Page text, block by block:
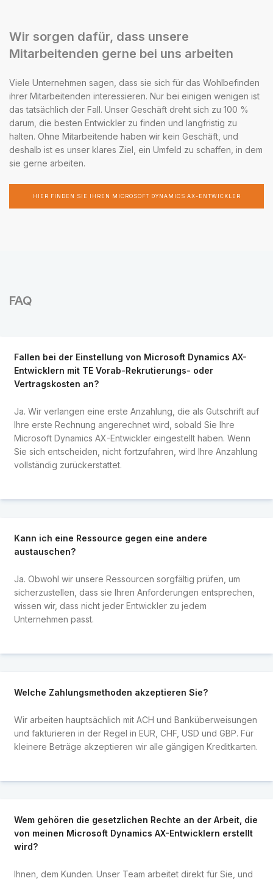
Wir sorgen dafür, dass unsere
Mitarbeitenden gerne bei uns arbeiten
Viele Unternehmen sagen, dass sie sich für das Wohlbefinden
ihrer Mitarbeitenden interessieren. Nur bei einigen wenigen ist
das tatsächlich der Fall. Unser Geschäft dreht sich zu 100 %
darum, die besten Entwickler zu finden und langfristig zu
halten. Ohne Mitarbeitende haben wir kein Geschäft, und
deshalb ist es unser klares Ziel, ein Umfeld zu schaffen, in dem
sie gerne arbeiten.
HIER FINDEN SIE IHREN MICROSOFT DYNAMICS AX-ENTWICKLER
FAQ
Fallen bei der Einstellung von Microsoft Dynamics AX-
Entwicklern mit TE Vorab-Rekrutierungs- oder
Vertragskosten an?
Ja. Wir verlangen eine erste Anzahlung, die als Gutschrift auf
Ihre erste Rechnung angerechnet wird, sobald Sie Ihre
Microsoft Dynamics AX-Entwickler eingestellt haben. Wenn
Sie sich entscheiden, nicht fortzufahren, wird Ihre Anzahlung
vollständig zurückerstattet.
Kann ich eine Ressource gegen eine andere
austauschen?
Ja. Obwohl wir unsere Ressourcen sorgfältig prüfen, um
sicherzustellen, dass sie Ihren Anforderungen entsprechen,
wissen wir, dass nicht jeder Entwickler zu jedem
Unternehmen passt.
Welche Zahlungsmethoden akzeptieren Sie?
Wir arbeiten hauptsächlich mit ACH und Banküberweisungen
und fakturieren in der Regel in EUR, CHF, USD und GBP. Für
kleinere Beträge akzeptieren wir alle gängigen Kreditkarten.
Wem gehören die gesetzlichen Rechte an der Arbeit, die
von meinen Microsoft Dynamics AX-Entwicklern erstellt
wird?
Ihnen, dem Kunden. Unser Team arbeitet direkt für Sie, und